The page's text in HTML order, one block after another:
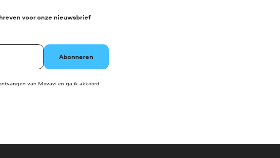
voor onze nieuwsbrief
Abonneren
van Movavi en ga ik akkoord